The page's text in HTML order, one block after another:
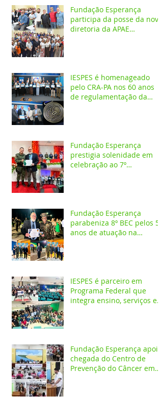
Fundação Esperança
participa da posse da nova
diretoria da APAE
IESPES é homenageado
pelo CRA-PA nos 60 anos
de regulamentação da
Fundação Esperança
prestigia solenidade em
celebração ao 7º
Fundação Esperança
parabeniza 8º BEC pelos 55
anos de atuação na
IESPES é parceiro em
Programa Federal que
integra ensino, serviços em
Fundação Esperança apoia
chegada do Centro de
Prevenção do Câncer em